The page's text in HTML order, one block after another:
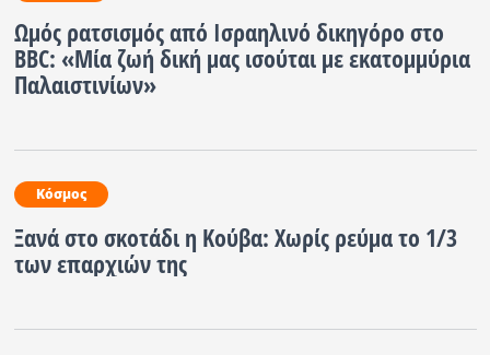
Ωμός ρατσισμός από Ισραηλινό δικηγόρο στο
BBC: «Μία ζωή δική μας ισούται με εκατομμύρια
Παλαιστινίων»
Κόσμος
Ξανά στο σκοτάδι η Κούβα: Χωρίς ρεύμα το 1/3
των επαρχιών της